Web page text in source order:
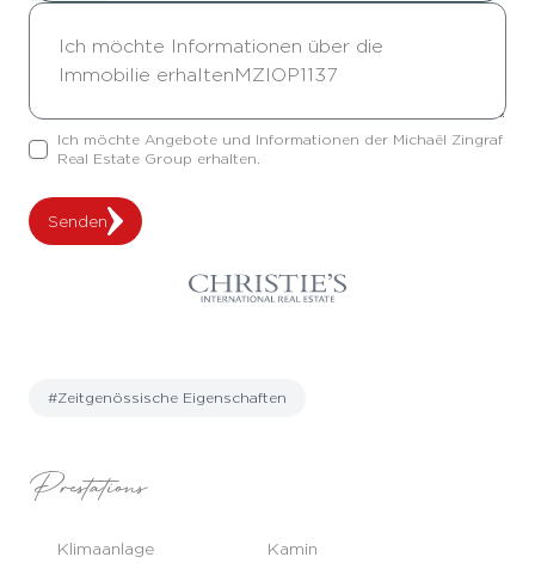
Ich möchte Angebote und Informationen der Michaël Zingraf
Real Estate Group erhalten.
Senden
#Zeitgenössische Eigenschaften
Prestations
Klimaanlage
Kamin